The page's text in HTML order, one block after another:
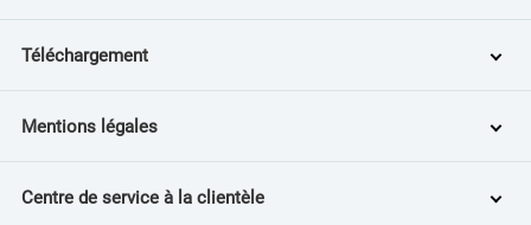
Téléchargement
Mentions légales
Centre de service à la clientèle